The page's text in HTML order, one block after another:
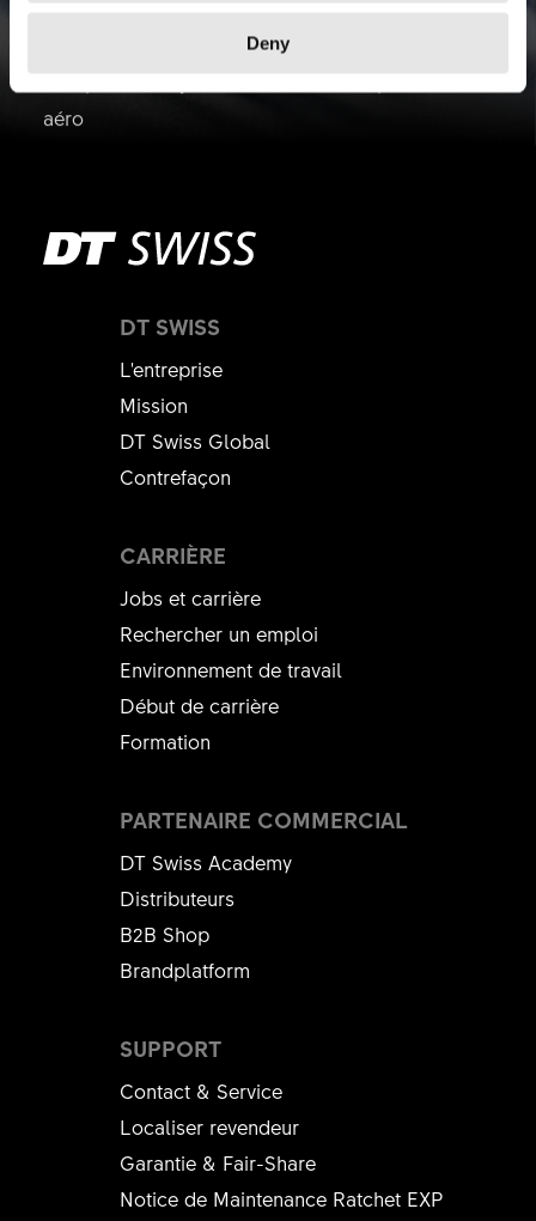
Deny
AERO FOR ALL
Nos premières jantes en aluminium optimisées
aéro
DT SWISS
L'entreprise
Mission
DT Swiss Global
Contrefaçon
CARRIÈRE
Jobs et carrière
Rechercher un emploi
Environnement de travail
Début de carrière
Formation
SUPPORT
Contact & Service
Localiser revendeur
Garantie & Fair-Share
Notice de Maintenance Ratchet EXP
PARTENAIRE COMMERCIAL
DT Swiss Academy
Distributeurs
B2B Shop
Brandplatform